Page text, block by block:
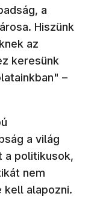
a
Hiszünk
az
keresünk
–
a világ
a politikusok,
nem
kell alapozni.